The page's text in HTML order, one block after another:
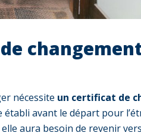
nécessite un certificat de
avant le départ pour
aura besoin de revenir